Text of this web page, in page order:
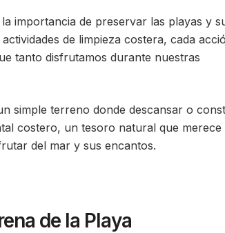
importancia de preservar las playas y
de limpieza costera, cada
tanto disfrutamos durante nuestras
simple terreno donde descansar o
costero, un tesoro natural que merece
del mar y sus encantos.
de la Playa